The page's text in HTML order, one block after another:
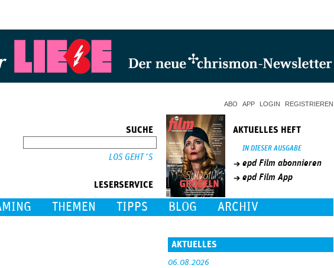
ABO APP LOGIN REGISTRIEREN
SUCHE
LESERSERVICE
AKTUELLES HEFT
IN DIESER AUSGABE
epd Film abonnieren
epd Film App
THEMEN TIPPS BLOG ARCHIV
AKTUELLES
06.08.2026